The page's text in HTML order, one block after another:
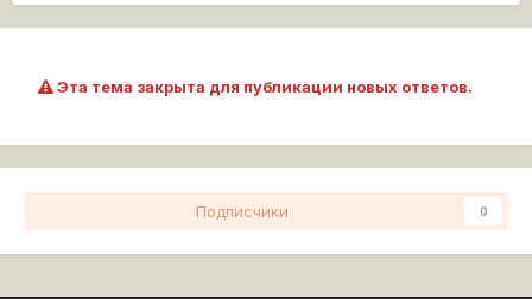
Эта тема закрыта для публикации новых ответов.
Подписчики 0